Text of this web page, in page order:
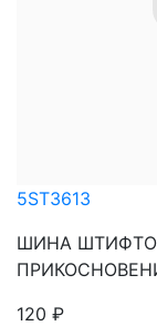
5ST3613
ШИНА
120 ₽